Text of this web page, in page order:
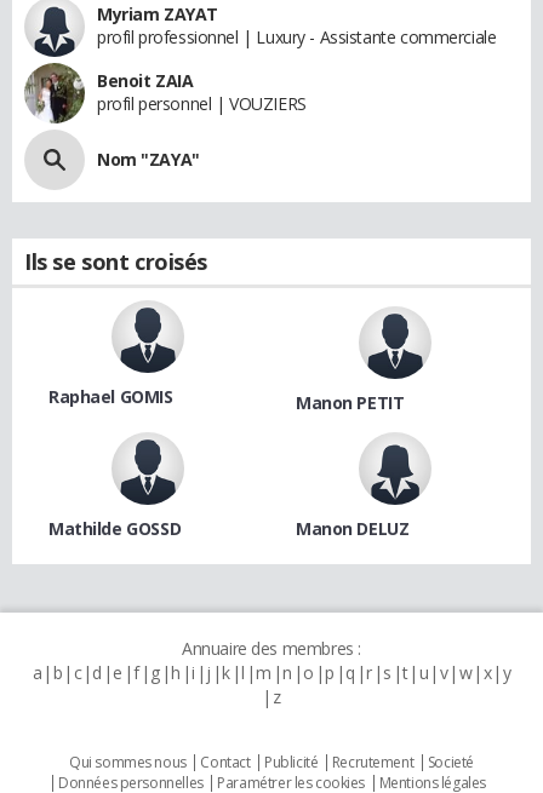
Myriam ZAYAT
profil professionnel | Luxury - Assistante commerciale
Benoit ZAIA
profil personnel | VOUZIERS
Nom "ZAYA"
Ils se sont croisés
Raphael GOMIS Manon PETIT
Mathilde GOSSD Manon DELUZ
Annuaire des membres :
a b c d e f g h i j k l m n o p q r s t u v w x y
z
Qui sommes nous Contact Publicité Recrutement
Societé
Données personnelles
Paramétrer les cookies
Mentions légales